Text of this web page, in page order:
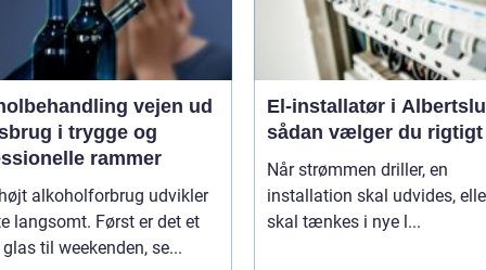
vejen ud
i trygge og
rammer
alkoholforbrug udvikler
langsomt. Først er det et
til weekenden, se...
El-installatør i
sådan vælger du rigtigt
Når strømmen driller, en
installation skal udvides,
skal tænkes i nye l...